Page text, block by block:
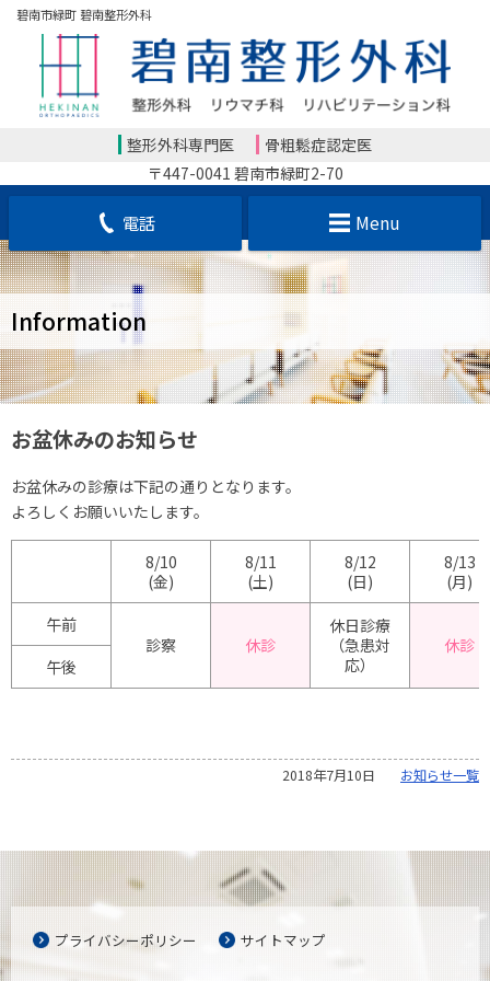
碧南市緑町 碧南整形外科
整形外科専門医
骨粗鬆症認定医
〒447-0041 碧南市緑町2-70
Information
お盆休みのお知らせ
お盆休みの診療は下記の通りとなります。
よろしくお願いいたします。
8/10
(金)
8/11
(土)
8/12
(日)
8/13
(月)
午前
診察
休診
休日診療
（急患対
応）
休診
午後
2018年7月10日 お知らせ一覧
Menu
電話
プライバシーポリシー サイトマップ